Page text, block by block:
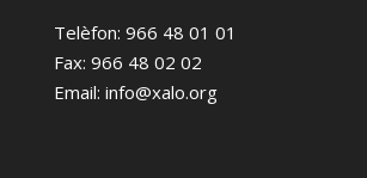
Telèfon: 966 48 01 01
Fax: 966 48 02 02
Email: info@xalo.org